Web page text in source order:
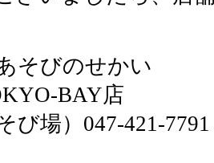
そびのせかい
BAY店
び場）047-421-7791